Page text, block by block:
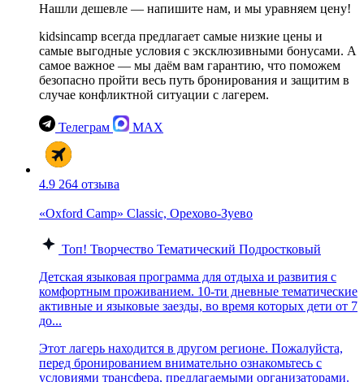
Нашли дешевле — напишите нам, и мы уравняем цену!
kidsincamp всегда предлагает самые низкие цены и
самые выгодные условия с эксклюзивными бонусами. А
самое важное — мы даём вам гарантию, что поможем
безопасно пройти весь путь бронирования и защитим в
случае конфликтной ситуации с лагерем.
Телеграм MAX
4.9 264 отзыва
«Oxford Camp» Classic, Орехово-Зуево
Топ! Творчество Тематический Подростковый
Детская языковая программа для отдыха и развития с
комфортным проживанием. 10-ти дневные тематические
активные и языковые заезды, во время которых дети от 7
до...
Этот лагерь находится в другом регионе. Пожалуйста,
перед бронированием внимательно ознакомьтесь с
условиями трансфера, предлагаемыми организаторами.